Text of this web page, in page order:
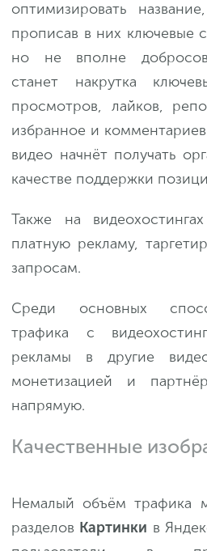
оптимизировать
прописав в них ключевые
но не вполне
станет накрутка
просмотров, лайков,
избранное и
видео начнёт получать
качестве поддержки
Также на
платную рекламу,
запросам.
Среди основных
трафика с
рекламы в другие
монетизацией и
напрямую.
Качественные
Немалый объём трафика
разделов Картинки в